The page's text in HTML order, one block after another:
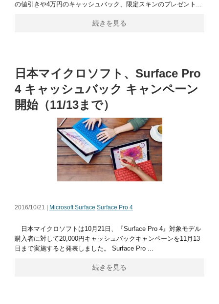
の値引きや4万円のキャッシュバック、限定スキンのプレゼント...
続きを見る
日本マイクロソフト、Surface Pro
4 キャッシュバック キャンペーン
開始（11/13まで）
2016/10/21 | Microsoft Surface Surface Pro 4
日本マイクロソフトは10月21日、『Surface Pro 4』対象モデル
購入者に対して20,000円キャッシュバックキャンペーンを11月13
日まで実施すると発表しました。 Surface Pro ...
続きを見る